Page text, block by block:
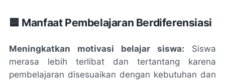
🟦 Manfaat Pembelajaran Berdiferensiasi
Meningkatkan motivasi belajar siswa: Siswa
merasa lebih terlibat dan tertantang karena
pembelajaran disesuaikan dengan kebutuhan dan